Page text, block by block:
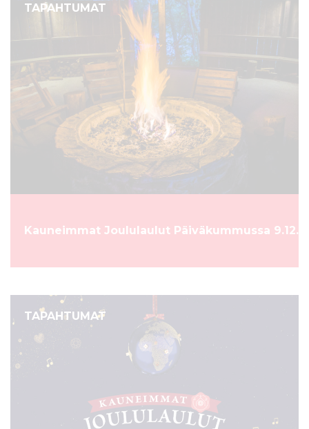
TAPAHTUMAT
Kauneimmat Joululaulut Päiväkummussa 9.12.
TAPAHTUMAT